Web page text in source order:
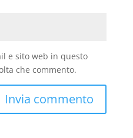
e sito web in questo
che commento.